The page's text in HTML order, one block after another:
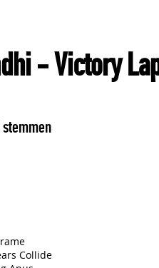
- Victory
stemmen
Collide